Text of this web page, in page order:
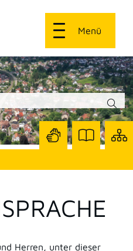
Menü
mit
mit
Herren, unter dieser